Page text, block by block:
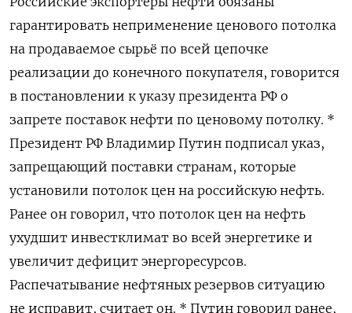
гарантировать неприменение ценового потолка
на продаваемое сырьё по всей цепочке
реализации до конечного покупателя, говорится
в постановлении к указу президента РФ о
запрете поставок нефти по ценовому потолку. *
Президент РФ Владимир Путин подписал указ,
запрещающий поставки странам, которые
установили потолок цен на российскую нефть.
Ранее он говорил, что потолок цен на нефть
ухудшит инвестклимат во всей энергетике и
увеличит дефицит энергоресурсов.
Распечатывание нефтяных резервов ситуацию
не исправит, считает он. * Путин говорил ранее,